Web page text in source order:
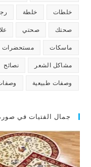
خلطات خلطة
صحتك صحتي
ماسكات مستحضرات
مشاكل الشعر نصائح
وصفات طبيعية
جمال الفتيات في